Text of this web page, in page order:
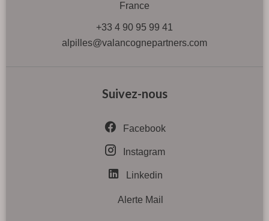
France
+33 4 90 95 99 41
alpilles@valancognepartners.com
Suivez-nous
Facebook
Instagram
Linkedin
Alerte Mail